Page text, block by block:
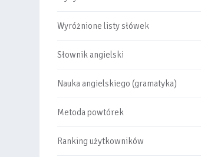
Wyróżnione listy słówek
Słownik angielski
Nauka angielskiego (gramatyka)
Metoda powtórek
Ranking użytkowników